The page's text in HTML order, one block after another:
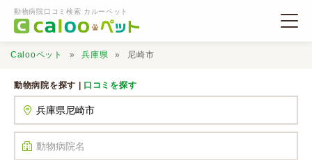
動物病院口コミ検索 カルーペット
Calooペット 兵庫県 尼崎市
動物病院を探す | 口コミを探す